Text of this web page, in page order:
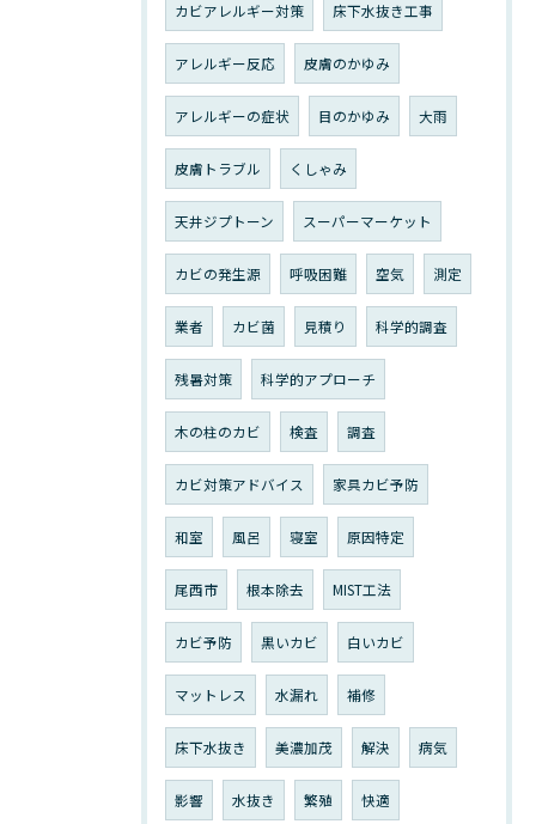
カビアレルギー対策 床下水抜き工事
アレルギー反応 皮膚のかゆみ
アレルギーの症状 目のかゆみ 大雨
皮膚トラブル くしゃみ
天井ジプトーン スーパーマーケット
カビの発生源 呼吸困難 空気 測定
業者 カビ菌 見積り 科学的調査
残暑対策 科学的アプローチ
木の柱のカビ 検査 調査
カビ対策アドバイス 家具カビ予防
和室 風呂 寝室 原因特定
尾西市 根本除去 MIST工法
カビ予防 黒いカビ 白いカビ
マットレス 水漏れ 補修
床下水抜き 美濃加茂 解決 病気
影響 水抜き 繁殖 快適